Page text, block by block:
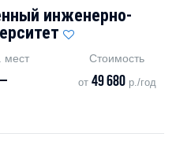
инженерно-
мест Стоимость
от 49 680р./год